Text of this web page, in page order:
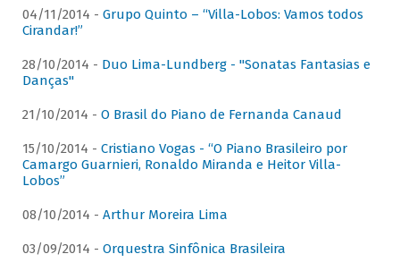
04/11/2014 - Grupo Quinto – “Villa-Lobos: Vamos todos
Cirandar!”
28/10/2014 - Duo Lima-Lundberg - "Sonatas Fantasias e
Danças"
21/10/2014 - O Brasil do Piano de Fernanda Canaud
15/10/2014 - Cristiano Vogas - “O Piano Brasileiro por
Camargo Guarnieri, Ronaldo Miranda e Heitor Villa-
Lobos”
08/10/2014 - Arthur Moreira Lima
03/09/2014 - Orquestra Sinfônica Brasileira